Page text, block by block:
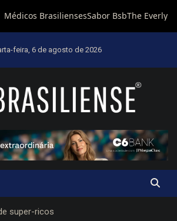
feira, 6 de agosto de 2026
notícias que trabalha por Brasília
super-ricos